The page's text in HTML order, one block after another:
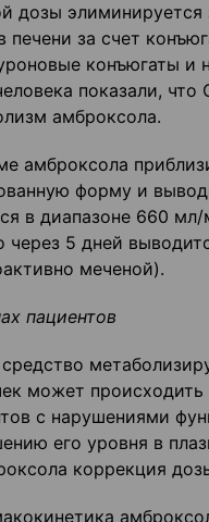
дозы
печени за счет
конъюгаты и
показали,
амброксола.
амброксола
форму и
в диапазоне 660
через 5 дней
меченой).
пациентов
может
с нарушениями
его уровня в
коррекция